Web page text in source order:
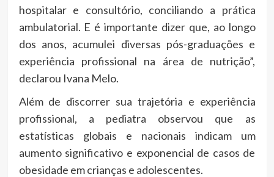
hospitalar e consultório, conciliando a prática
ambulatorial. E é importante dizer que, ao longo
dos anos, acumulei diversas pós-graduações e
experiência profissional na área de nutrição”,
declarou Ivana Melo.
Além de discorrer sua trajetória e experiência
profissional, a pediatra observou que as
estatísticas globais e nacionais indicam um
aumento significativo e exponencial de casos de
obesidade em crianças e adolescentes.